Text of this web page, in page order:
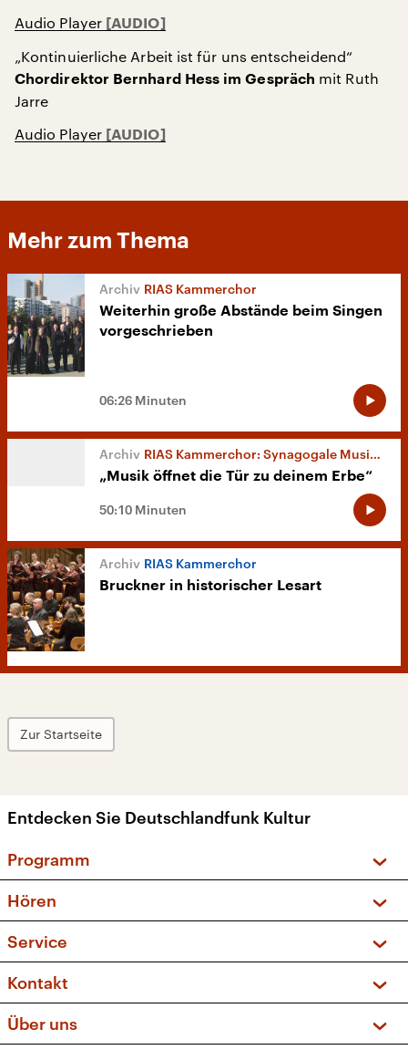
Audio Player
„Kontinuierliche Arbeit ist für uns entscheidend“
Chordirektor Bernhard Hess im Gespräch mit Ruth
Jarre
Audio Player
Mehr zum Thema
RIAS Kammerchor
Weiterhin große Abstände beim Singen
vorgeschrieben
06:26 Minuten
RIAS Kammerchor: Synagogale Musik des 20. und 21. Jahrhunderts
„Musik öffnet die Tür zu deinem Erbe“
50:10 Minuten
RIAS Kammerchor
Bruckner in historischer Lesart
Zur Startseite
Entdecken Sie Deutschlandfunk Kultur
Programm
Sendungen und Podcasts
Musikliste
Kakadu – Das Kinderprogramm
Hören
Frequenzen (UKW + DAB+)
Service
FAQ
Apps
Newsletter
Kontakt
Social Media
Über uns